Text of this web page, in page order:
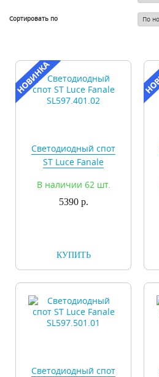
Сортировать по
Светодиодный спот
ST Luce Fanale
В наличии 62 шт.
5390 р.
КУПИТЬ
Светодиодный спот